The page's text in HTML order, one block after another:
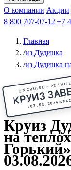
Чебоксарыиз
КазаньВ Нижний
РыбинскНа
Афанасий Никитин
ФединАлександр
МироновА.С.Попов
О компании Акции
8 800 707-07-12 +7
Главная
/из Дудинка
/из Дудинка
ONCRUISE ·
КРУИЗ
★03.08.2026
Круиз
на